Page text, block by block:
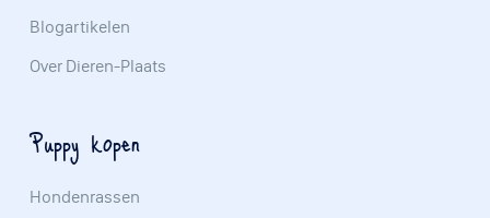
Blogartikelen
Over Dieren-Plaats
Puppy kopen
Hondenrassen